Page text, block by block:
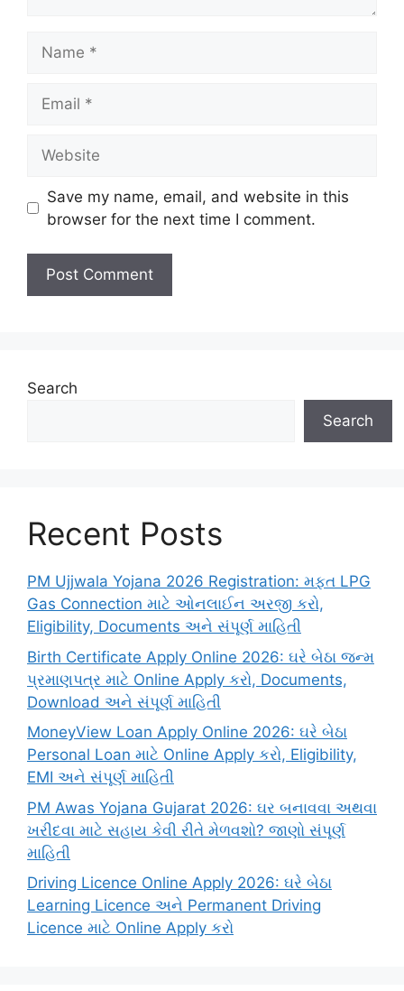
Save my name, email, and website in this
browser for the next time I comment.
Search
Search
Recent Posts
PM Ujjwala Yojana 2026 Registration: મફત LPG
Gas Connection માટે ઓનલાઈન અરજી કરો,
Eligibility, Documents અને સંપૂર્ણ માહિતી
Birth Certificate Apply Online 2026: ઘરે બેઠા જન્મ
પ્રમાણપત્ર માટે Online Apply કરો, Documents,
Download અને સંપૂર્ણ માહિતી
MoneyView Loan Apply Online 2026: ઘરે બેઠા
Personal Loan માટે Online Apply કરો, Eligibility,
EMI અને સંપૂર્ણ માહિતી
PM Awas Yojana Gujarat 2026: ઘર બનાવવા અથવા
ખરીદવા માટે સહાય કેવી રીતે મેળવશો? જાણો સંપૂર્ણ
માહિતી
Driving Licence Online Apply 2026: ઘરે બેઠા
Learning Licence અને Permanent Driving
Licence માટે Online Apply કરો